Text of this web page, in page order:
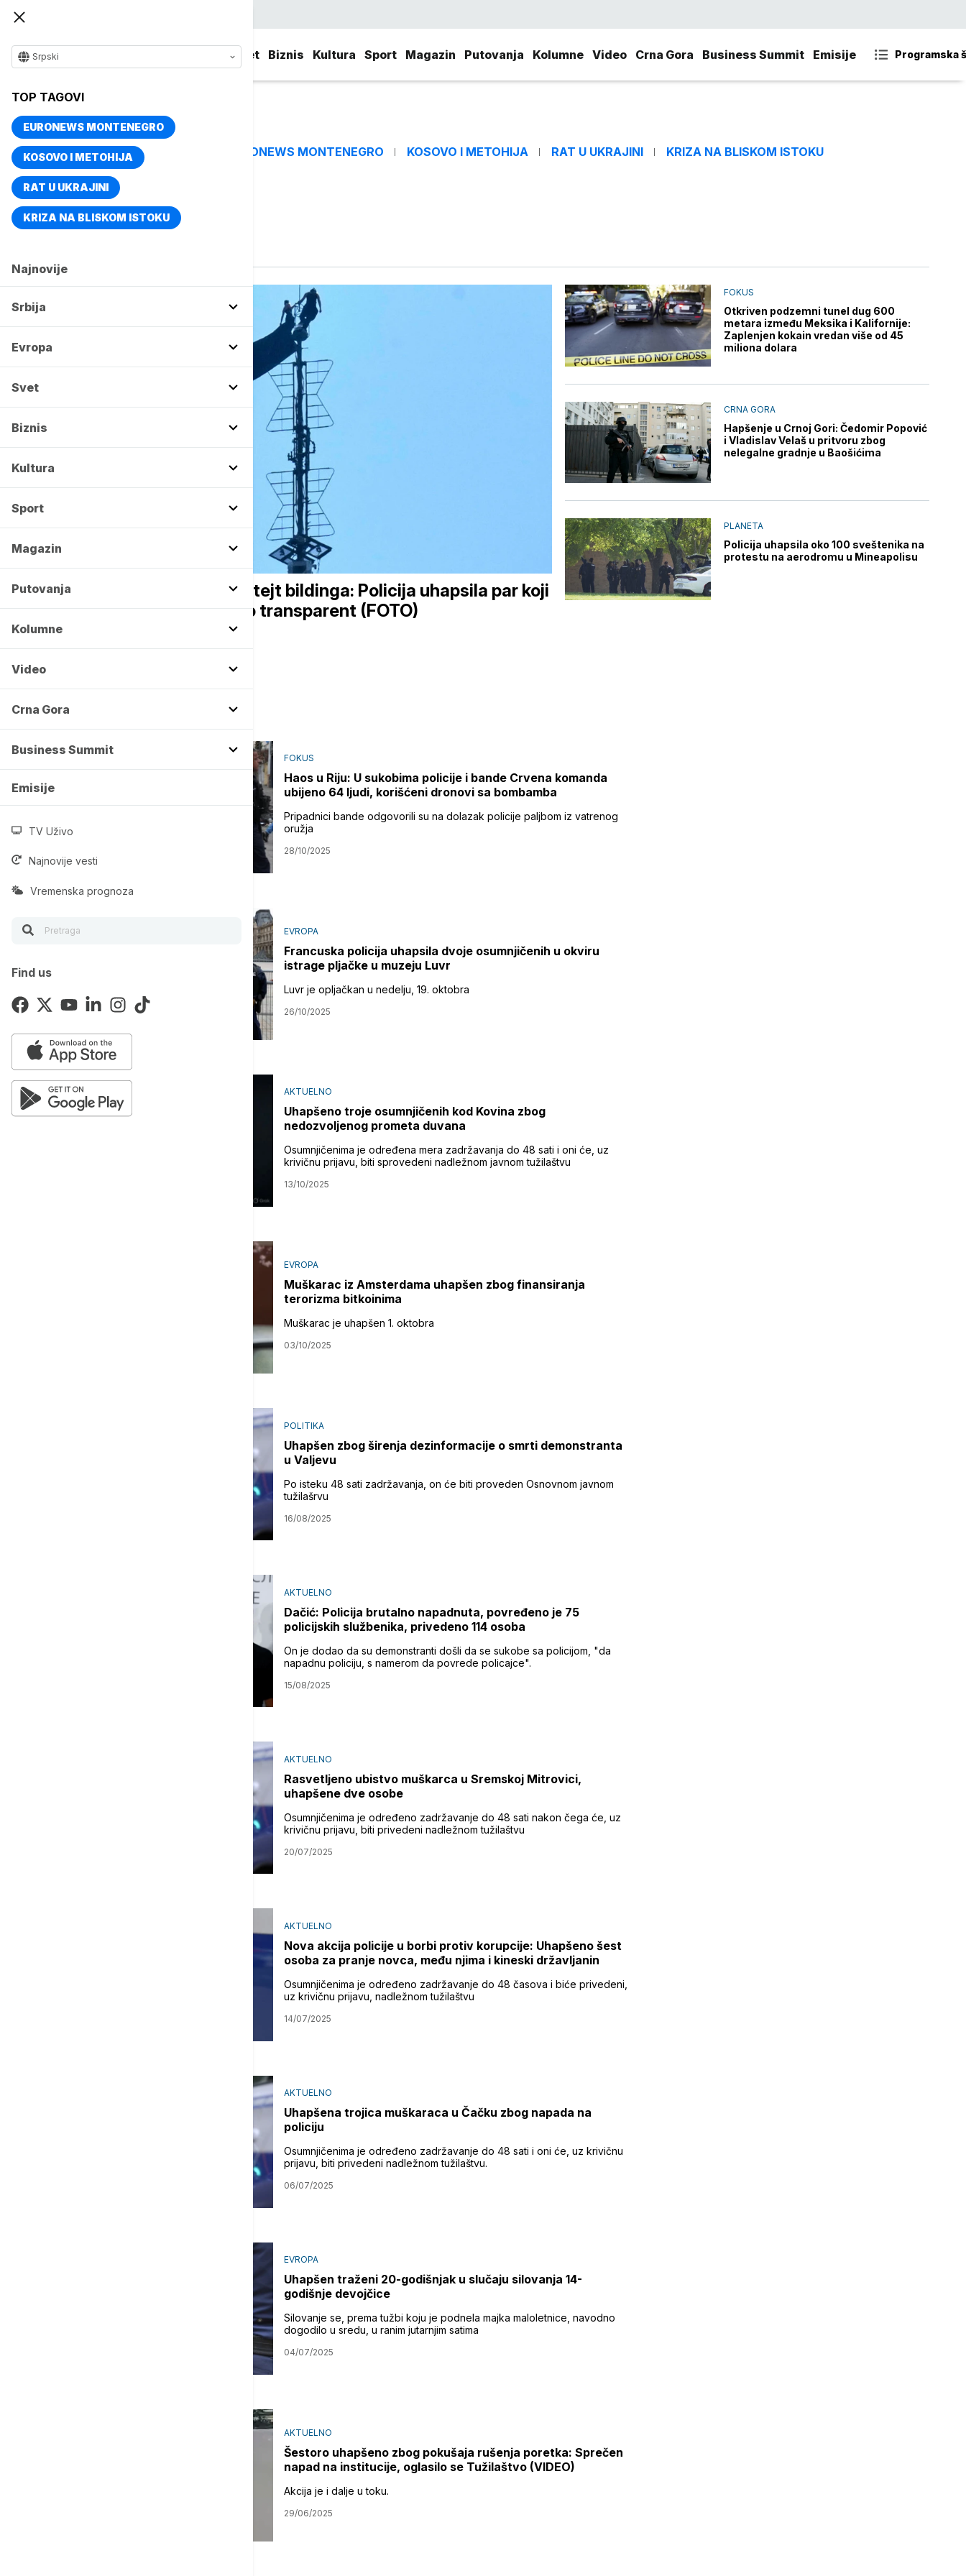
Svet Biznis Kultura Sport Magazin Putovanja Kolumne Video Crna Gora Business Summit Emisije Programska
Srpski
TOP TAGOVI
EURONEWS MONTENEGRO
KOSOVO I METOHIJA
RAT U UKRAJINI
KRIZA NA BLISKOM ISTOKU
Najnovije
Srbija
Evropa
Svet
Biznis
Kultura
Sport
Magazin
Putovanja
Kolumne
Video
Crna Gora
Business Summit
Emisije
TV Uživo
Najnovije vesti
Vremenska prognoza
Find us
TOP TAGOVI EURONEWS MONTENEGRO KOSOVO I METOHIJA RAT U UKRAJINI KRIZA NA BLISKOM ISTOKU
Vise o temi
uhapšeni
ŽIVOT
Ljubili se na vrhu Empajer stejt bildinga: Policija uhapsila par koji
se popeo na antenu i razvio transparent (FOTO)
FOKUS
Otkriven podzemni tunel dug 600
metara između Meksika i Kalifornije:
Zaplenjen kokain vredan više od 45
miliona dolara
CRNA GORA
Hapšenje u Crnoj Gori: Čedomir Popović
i Vladislav Velaš u pritvoru zbog
nelegalne gradnje u Baošićima
PLANETA
Policija uhapsila oko 100 sveštenika na
protestu na aerodromu u Mineapolisu
FOKUS
Haos u Riju: U sukobima policije i bande Crvena komanda
ubijeno 64 ljudi, korišćeni dronovi sa bombamba
Pripadnici bande odgovorili su na dolazak policije paljbom iz vatrenog
oružja
28/10/2025
EVROPA
Francuska policija uhapsila dvoje osumnjičenih u okviru
istrage pljačke u muzeju Luvr
Luvr je opljačkan u nedelju, 19. oktobra
26/10/2025
AKTUELNO
Uhapšeno troje osumnjičenih kod Kovina zbog
nedozvoljenog prometa duvana
Osumnjičenima je određena mera zadržavanja do 48 sati i oni će, uz
krivičnu prijavu, biti sprovedeni nadležnom javnom tužilaštvu
13/10/2025
EVROPA
Muškarac iz Amsterdama uhapšen zbog finansiranja
terorizma bitkoinima
Muškarac je uhapšen 1. oktobra
03/10/2025
POLITIKA
Uhapšen zbog širenja dezinformacije o smrti demonstranta
u Valjevu
Po isteku 48 sati zadržavanja, on će biti proveden Osnovnom javnom
tužilašrvu
16/08/2025
AKTUELNO
Dačić: Policija brutalno napadnuta, povređeno je 75
policijskih službenika, privedeno 114 osoba
On je dodao da su demonstranti došli da se sukobe sa policijom, "da
napadnu policiju, s namerom da povrede policajce".
15/08/2025
AKTUELNO
Rasvetljeno ubistvo muškarca u Sremskoj Mitrovici,
uhapšene dve osobe
Osumnjičenima je određeno zadržavanje do 48 sati nakon čega će, uz
krivičnu prijavu, biti privedeni nadležnom tužilaštvu
20/07/2025
AKTUELNO
Nova akcija policije u borbi protiv korupcije: Uhapšeno šest
osoba za pranje novca, među njima i kineski državljanin
Osumnjičenima je određeno zadržavanje do 48 časova i biće privedeni,
uz krivičnu prijavu, nadležnom tužilaštvu
14/07/2025
AKTUELNO
Uhapšena trojica muškaraca u Čačku zbog napada na
policiju
Osumnjičenima je određeno zadržavanje do 48 sati i oni će, uz krivičnu
prijavu, biti privedeni nadležnom tužilaštvu.
06/07/2025
EVROPA
Uhapšen traženi 20-godišnjak u slučaju silovanja 14-
godišnje devojčice
Silovanje se, prema tužbi koju je podnela majka maloletnice, navodno
dogodilo u sredu, u ranim jutarnjim satima
04/07/2025
AKTUELNO
Šestoro uhapšeno zbog pokušaja rušenja poretka: Sprečen
napad na institucije, oglasilo se Tužilaštvo (VIDEO)
Akcija je i dalje u toku.
29/06/2025